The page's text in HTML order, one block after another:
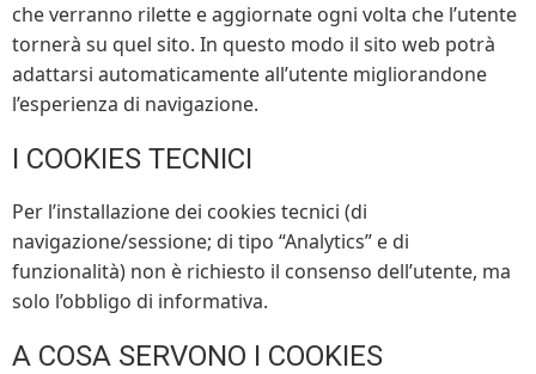
che verranno rilette e aggiornate ogni volta che l’utente
tornerà su quel sito. In questo modo il sito web potrà
adattarsi automaticamente all’utente migliorandone
l’esperienza di navigazione.
I COOKIES TECNICI
Per l’installazione dei cookies tecnici (di
navigazione/sessione; di tipo “Analytics” e di
funzionalità) non è richiesto il consenso dell’utente, ma
solo l’obbligo di informativa.
A COSA SERVONO I COOKIES